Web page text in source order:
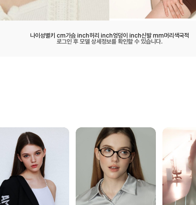
나이 성별키 cm가슴 inch허리 inch엉덩이 inch신발 mm머리색국적
로그인 후 모델 상세정보를 확인할 수 있습니다.